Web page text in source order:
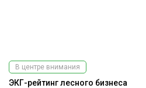
В центре внимания
ЭКГ-рейтинг лесного бизнеса